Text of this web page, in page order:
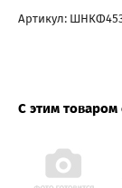
Артикул:
С этим